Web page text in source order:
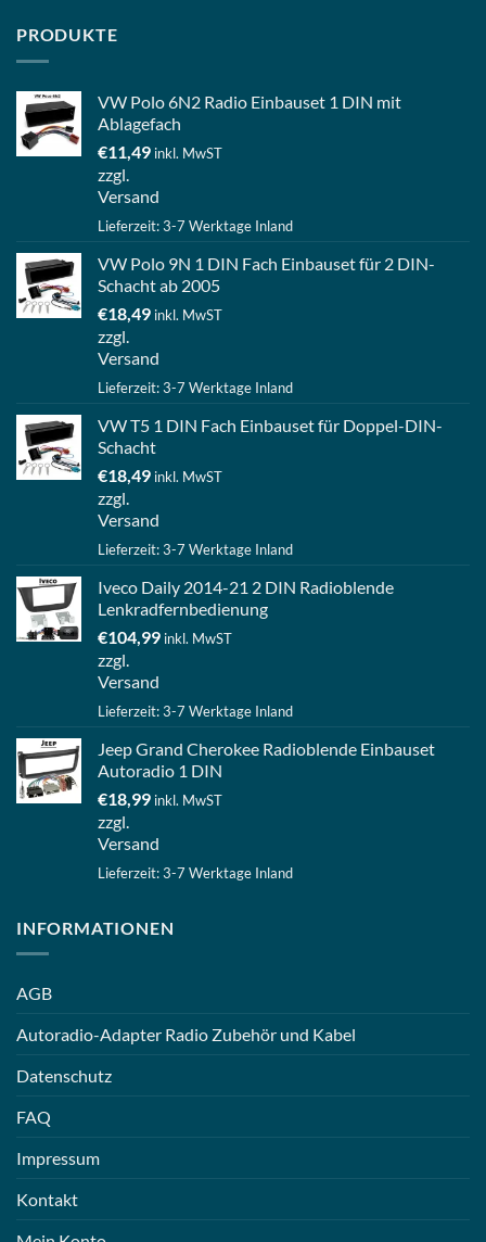
PRODUKTE
VW Polo 6N2 Radio Einbauset 1 DIN mit
Ablagefach
€11,49 inkl. MwST
zzgl.
Versand
Lieferzeit: 3-7 Werktage Inland
VW Polo 9N 1 DIN Fach Einbauset für 2 DIN-
Schacht ab 2005
€18,49 inkl. MwST
zzgl.
Versand
Lieferzeit: 3-7 Werktage Inland
VW T5 1 DIN Fach Einbauset für Doppel-DIN-
Schacht
€18,49 inkl. MwST
zzgl.
Versand
Lieferzeit: 3-7 Werktage Inland
Iveco Daily 2014-21 2 DIN Radioblende
Lenkradfernbedienung
€104,99 inkl. MwST
zzgl.
Versand
Lieferzeit: 3-7 Werktage Inland
Jeep Grand Cherokee Radioblende Einbauset
Autoradio 1 DIN
€18,99 inkl. MwST
zzgl.
Versand
Lieferzeit: 3-7 Werktage Inland
INFORMATIONEN
AGB
Autoradio-Adapter Radio Zubehör und Kabel
Datenschutz
FAQ
Impressum
Kontakt